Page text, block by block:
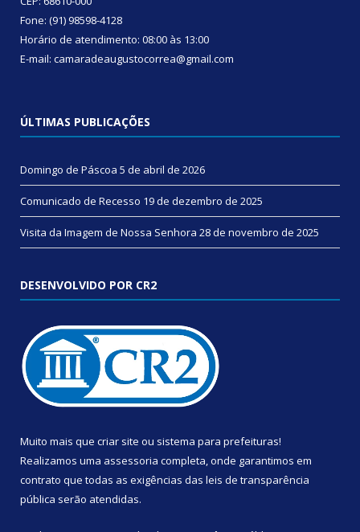
Fone: (91) 98598-4128
Horário de atendimento: 08:00 às 13:00
E-mail: camaradeaugustocorrea@gmail.com
ÚLTIMAS PUBLICAÇÕES
Domingo de Páscoa 5 de abril de 2026
Comunicado de Recesso 19 de dezembro de 2025
Visita da Imagem de Nossa Senhora 28 de novembro de 2025
DESENVOLVIDO POR CR2
Muito mais que criar site ou sistema para prefeituras!
Realizamos uma assessoria completa, onde garantimos em
contrato que todas as exigências das leis de transparência
pública serão atendidas.